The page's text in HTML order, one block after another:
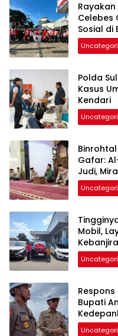
Rayakan
Celebes
Sosial di
Polda
Kasus
Kendari
Gafar:
Judi,
Mobil,
Respons
Bupati
Hukum